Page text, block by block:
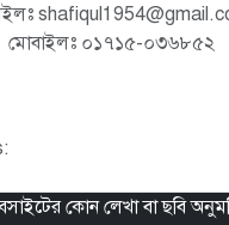
মোবাইলঃ ০১৭১৫-০৩৬৮৫২
কোন লেখা বা ছবি